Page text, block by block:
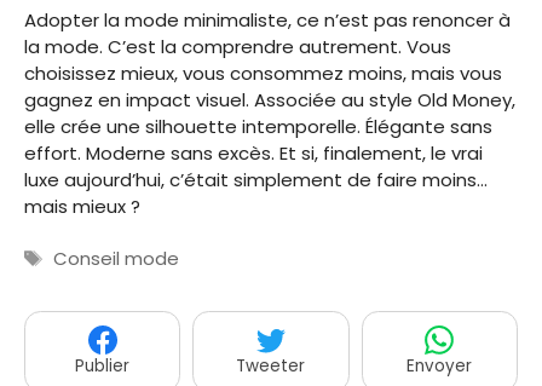
Adopter la mode minimaliste, ce n’est pas renoncer à
la mode. C’est la comprendre autrement. Vous
choisissez mieux, vous consommez moins, mais vous
gagnez en impact visuel. Associée au style Old Money,
elle crée une silhouette intemporelle. Élégante sans
effort. Moderne sans excès. Et si, finalement, le vrai
luxe aujourd’hui, c’était simplement de faire moins…
mais mieux ?
Étiquettes
Conseil mode
Publier Tweeter Envoyer